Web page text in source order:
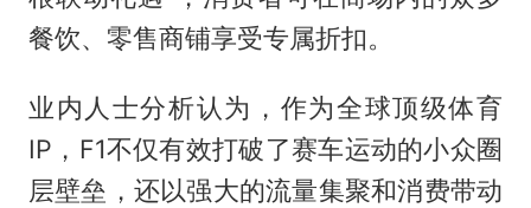
餐饮、零售商铺享受专属折扣。
业内人士分析认为，作为全球顶级体育
IP，F1不仅有效打破了赛车运动的小众圈
层壁垒，还以强大的流量集聚和消费带动